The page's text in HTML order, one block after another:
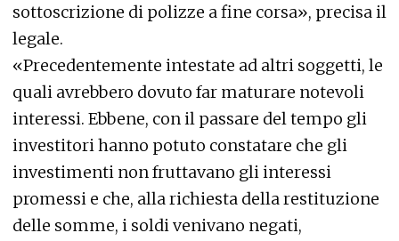
sottoscrizione di polizze a fine corsa», precisa il
legale.
«Precedentemente intestate ad altri soggetti, le
quali avrebbero dovuto far maturare notevoli
interessi. Ebbene, con il passare del tempo gli
investitori hanno potuto constatare che gli
investimenti non fruttavano gli interessi
promessi e che, alla richiesta della restituzione
delle somme, i soldi venivano negati,